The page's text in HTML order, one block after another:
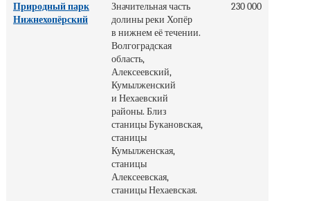
Природный парк
Нижнехопёрский
Значительная часть
долины реки Хопёр
в нижнем её течении.
Волгоградская
область,
Алексеевский,
Кумылженский
и Нехаевский
районы. Близ
станицы Букановская,
станицы
Кумылженская,
станицы
Алексеевская,
станицы Нехаевская.
230 000